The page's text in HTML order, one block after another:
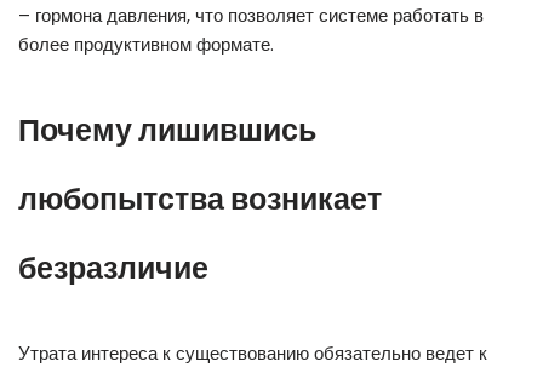
– гормона давления, что позволяет системе работать в
более продуктивном формате.
Почему лишившись
любопытства возникает
безразличие
Утрата интереса к существованию обязательно ведет к